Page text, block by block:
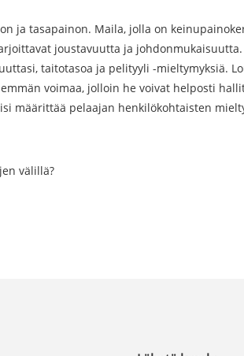
ja tasapainon. Maila, jolla on
joustavuutta ja johdonmukaisuutta.
taitotasoa ja pelityyli -mieltymyksiä.
voimaa, jolloin he voivat helposti
määrittää pelaajan henkilökohtaisten
välillä?